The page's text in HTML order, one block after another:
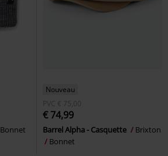
Bonnet
Nouveau
PVC € 75,00
€ 74,99
Barrel Alpha - Casquette
Brixton
Bonnet